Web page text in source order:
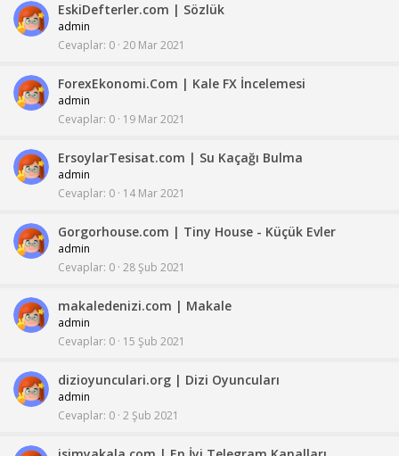
EskiDefterler.com | Sözlük
admin
Cevaplar 0 20 Mar 2021
ForexEkonomi.Com | Kale FX İncelemesi
admin
Cevaplar 0 19 Mar 2021
ErsoylarTesisat.com | Su Kaçağı Bulma
admin
Cevaplar 0 14 Mar 2021
Gorgorhouse.com | Tiny House - Küçük Evler
admin
Cevaplar 0 28 Şub 2021
makaledenizi.com | Makale
admin
Cevaplar 0 15 Şub 2021
dizioyunculari.org | Dizi Oyuncuları
admin
Cevaplar 0 2 Şub 2021